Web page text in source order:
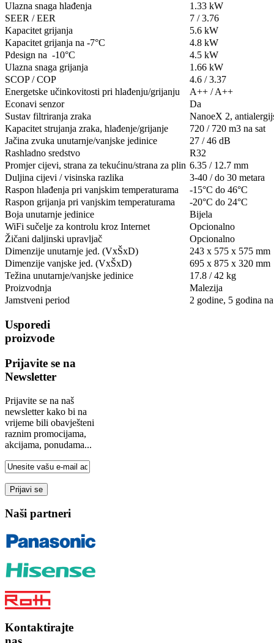
Ulazna snaga hlađenja
1.33 kW
SEER / EER
7 / 3.76
Kapacitet grijanja
5.6 kW
Kapacitet grijanja na -7°C
4.8 kW
Pdesign na -10°C
4.5 kW
Ulazna snaga grijanja
1.66 kW
SCOP / COP
4.6 / 3.37
Energetske učinkovitosti pri hlađenju/grijanju
A++ / A++
Econavi senzor
Da
Sustav filtriranja zraka
NanoeX 2,
Kapacitet strujanja zraka, hlađenje/grijanje
720 / 720 m3 na sat
Jačina zvuka unutarnje/vanjske jedinice
27 / 46 dB
Rashladno sredstvo
R32
Promjer cijevi, strana za tekućinu/strana za plin 6.35 / 12.7 mm
Duljina cijevi / visinska razlika
3-40 / do 30 metara
Raspon hlađenja pri vanjskim temperaturama
-15°C do 46°C
Raspon grijanja pri vanjskim temperaturama
-20°C do 24°C
Boja unutarnje jedinice
Bijela
WiFi sučelje za kontrolu kroz Internet
Opcionalno
Žičani daljinski upravljač
Opcionalno
Dimenzije unutarnje jed. (VxŠxD)
243 x 575 x 575 mm
Dimenzije vanjske jed. (VxŠxD)
695 x 875 x 320 mm
Težina unutarnje/vanjske jedinice
17.8 / 42 kg
Proizvodnja
Malezija
Jamstveni period
2 godine, 5 godina
Usporedi
proizvode
Prijavite se na
Newsletter
Prijavite se na naš
newsletter kako bi na
vrijeme bili obavješteni
raznim promocijama,
akcijama, ponudama...
Naši partneri
Kontaktirajte